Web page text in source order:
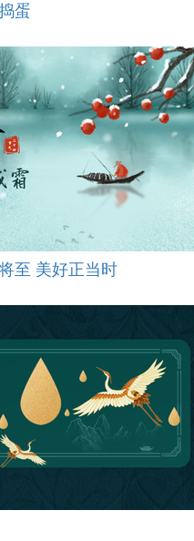
蛋
至 美好正当时